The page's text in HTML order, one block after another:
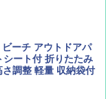
南アルプス大全」
ォーズ
ズ 災害用トイレ ビ
ーチ アウトドアパ
ート付 折りたたみ
調整 軽量 収納袋付